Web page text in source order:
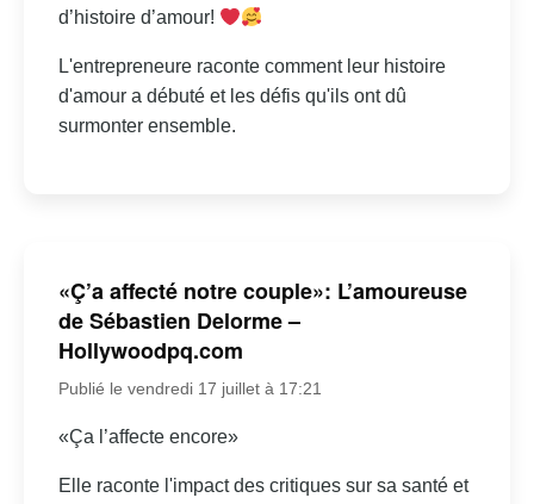
d’histoire d’amour!
L'entrepreneure raconte comment leur histoire
d'amour a débuté et les défis qu'ils ont dû
surmonter ensemble.
«Ç’a affecté notre couple»: L’amoureuse
de Sébastien Delorme –
Hollywoodpq.com
Publié le vendredi 17 juillet à 17:21
«Ça l’affecte encore»
Elle raconte l'impact des critiques sur sa santé et